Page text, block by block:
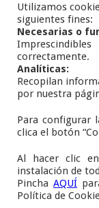
Los
Plaza
42108
E.
Utilizamos
siguientes fines:
Necesarias o
correctamente.
Analíticas:
Recopilan
por nuestra
Para configurar
clica el botón
Al hacer clic
instalación de
Pincha AQUÍ
Política de